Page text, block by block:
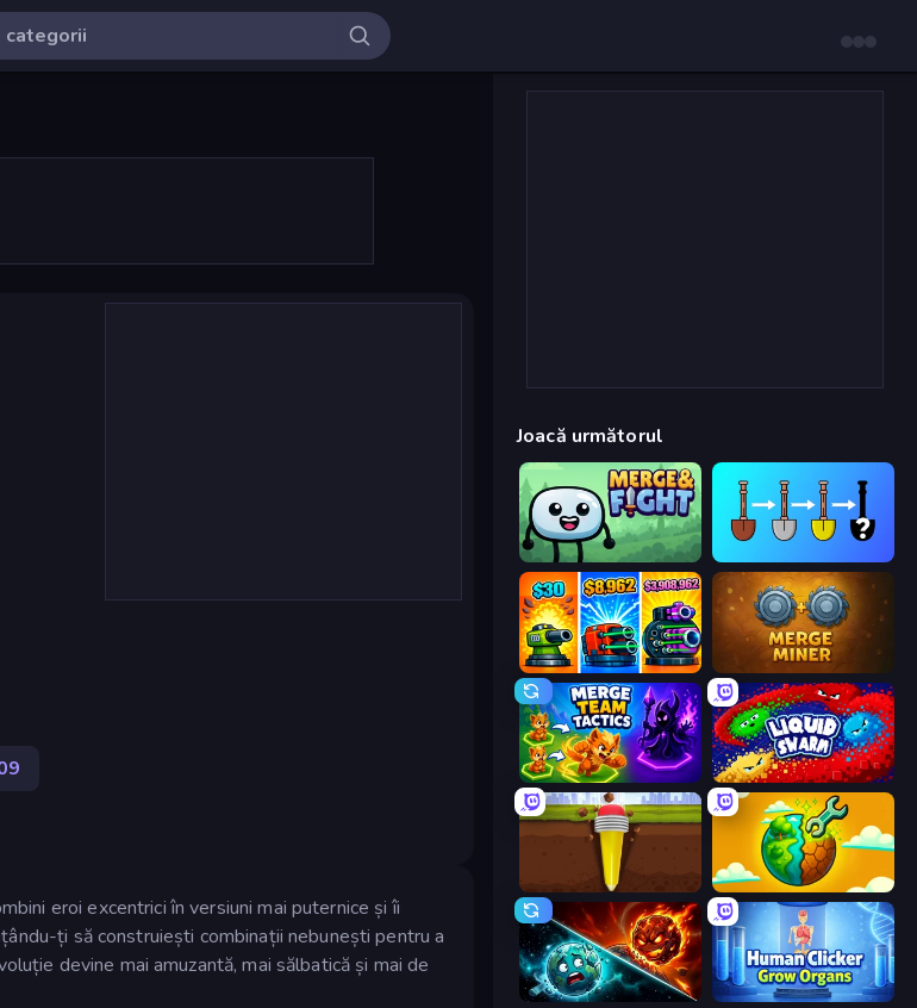
eroi excentrici în versiuni mai puternice și îi
ți să construiești combinații nebunești pentru a
devine mai amuzantă, mai sălbatică și mai de
Joacă următorul
Merge & Fight
Pumpkin Defense: Merge Cannon Merge Miner
Merge Team Tactics Liquid Swarm
Pen Dig Land Explorers: Merge & Build
PlanetCrush 2 Human Clicker: Grow Organs